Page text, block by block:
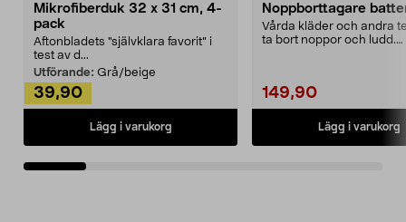
Mikrofiberduk 32 x 31 cm, 4-
pack
Aftonbladets "självklara favorit” i
test av d...
Utförande: Grå/beige
39,90
Lägg i varukorg
Noppborttagare
Vårda kläder och andra
ta bort noppor och ludd.
149,90
Lägg i varukorg